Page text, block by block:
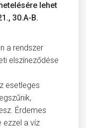
lehet
30.A-B.
a rendszer
elszíneződése
esetleges
Érdemes
ezzel a víz